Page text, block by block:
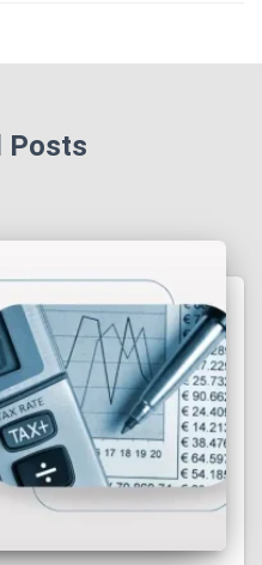
Posts